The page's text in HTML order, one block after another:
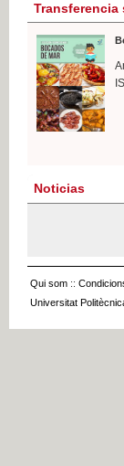
Transferencia
Noticias
Qui som ::
Universitat